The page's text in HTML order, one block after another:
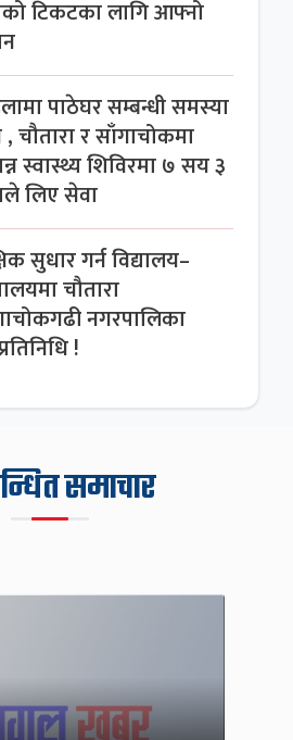
टिकटका लागि आफ्नो
पाठेघर सम्बन्धी समस्या
, चौतारा र साँगाचोकमा
स्वास्थ्य शिविरमा ७ सय ३
लिए सेवा
सुधार गर्न विद्यालय–
चौतारा
नगरपालिका
!
समाचार